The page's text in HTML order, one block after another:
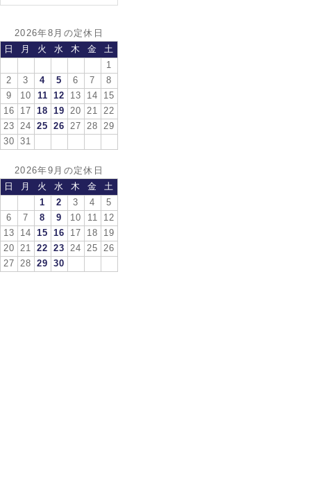
2026年8月の定休日
日
月 火 水 木 金
土
1
2
3 4 5 6 7
8
9
10 11 12 13 14
15
16
17 18 19 20 21
22
23
24 25 26 27 28
29
30
31
2026年9月の定休日
日
月 火 水 木 金
土
1
2 3 4
5
6
7 8 9 10 11
12
13
14 15 16 17 18
19
20
21 22 23 24 25
26
27
28 29 30